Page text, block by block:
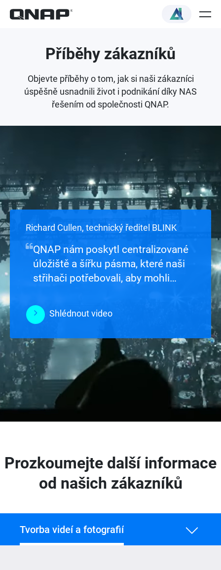
Příběhy zákazníků
Objevte příběhy o tom, jak si naši zákazníci
úspěšně usnadnili život i podnikání díky NAS
řešením od společnosti QNAP.
Richard Cullen, technický ředitel BLINK
QNAP nám poskytl centralizované
úložiště a šířku pásma, které naši
střihači potřebovali, aby mohli
by si navzájem překáželi.
Shlédnout video
Shlédnout video
Shlédnout video
Shlédnout video
Shlédnout video
Prozkoumejte další informace
od našich zákazníků
Tvorba videí a fotografií